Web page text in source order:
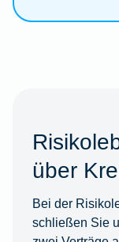
über
Bei der
schließen Sie